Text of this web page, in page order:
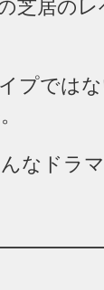
の芝居の
プでは
なドラ